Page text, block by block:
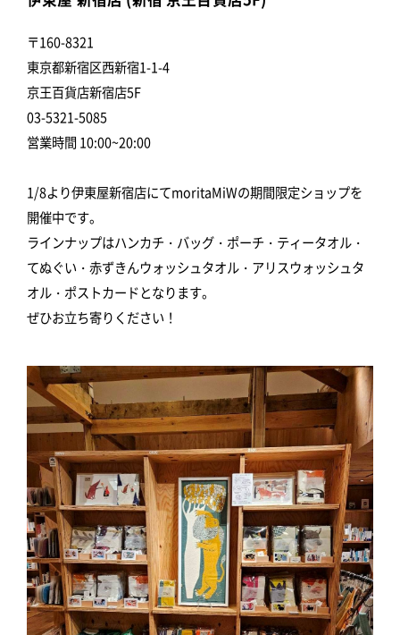
〒160-8321
東京都新宿区西新宿1-1-4
京王百貨店新宿店5F
03-5321-5085
営業時間 10:00~20:00
1/8より伊東屋新宿店にてmoritaMiWの期間限定ショップを
開催中です。
ラインナップはハンカチ・バッグ・ポーチ・ティータオル・
てぬぐい・赤ずきんウォッシュタオル・アリスウォッシュタ
オル・ポストカードとなります。
ぜひお立ち寄りください！